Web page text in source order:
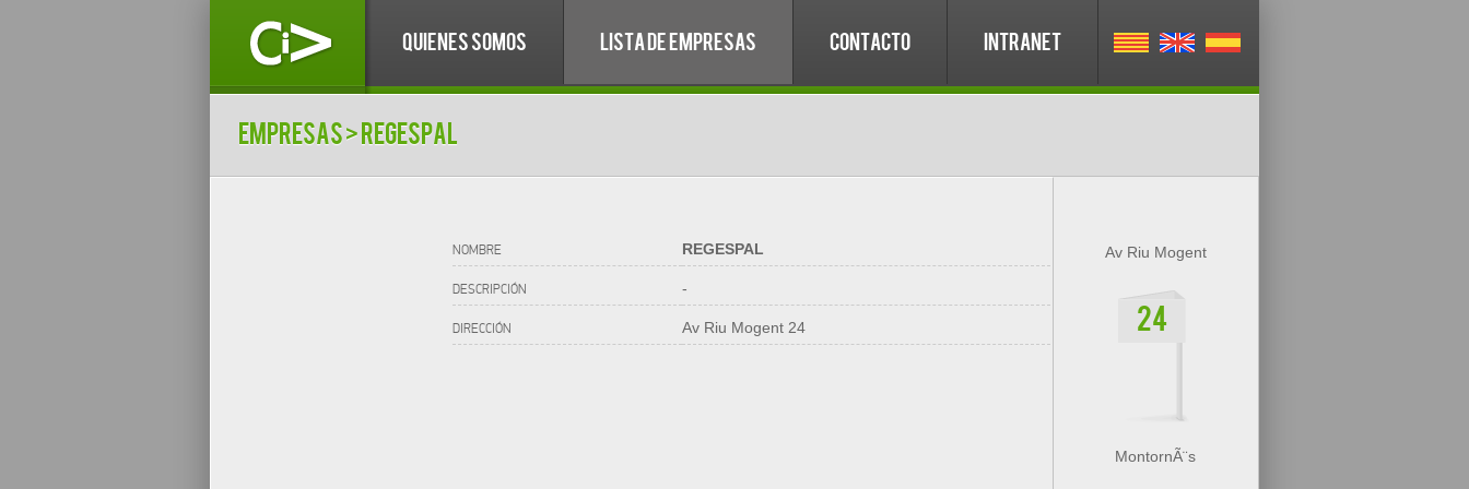
QUIENES SOMOS LISTA DE EMPRESAS CONTACTO INTRANET
empresas> REGESPAL
NOMBRE REGESPAL
DESCRIPCIÓN -
DIRECCIÓN Av Riu Mogent 24
Av Riu Mogent
24
MontornÃ¨s